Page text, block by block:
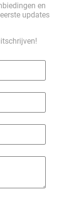
en
updates